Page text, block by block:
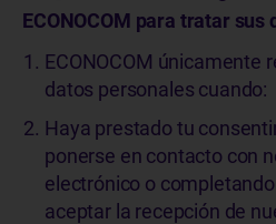
ECONOCOM para tratar sus
ECONOCOM únicamente
datos personales cuando:
Haya prestado tu
ponerse en contacto con
electrónico o
aceptar la recepción de